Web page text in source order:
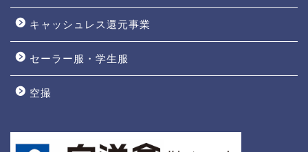
キャッシュレス還元事業
セーラー服・学生服
空撮